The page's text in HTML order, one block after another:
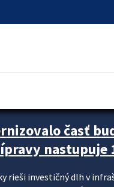
časť
nastupuje
rieši investičný dlh v